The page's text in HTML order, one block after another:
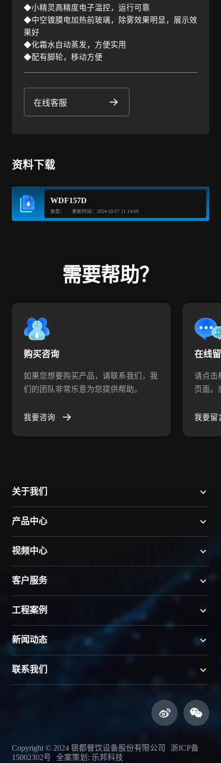
◆小精灵高精度电子温控，运行可靠
◆中空镀膜电加热前玻璃，除雾效果明显，展示效
果好
◆化霜水自动蒸发，方便实用
◆配有脚轮，移动方便
在线客服
资料下载
WDF157D
类型： 更新时间：2024-10-17 11:14:09
需要帮助？
购买咨询
如果您想要购买产品，请联系我们，我
们的团队非常乐意为您提供帮助。
我要咨询
在线
请点击
页面。
我要留
关于我们
产品中心
视频中心
客户服务
工程案例
新闻动态
联系我们
Copyright © 2024 银都餐饮设备股份有限公司
浙ICP备
15002302号
全案策划: 乐邦科技